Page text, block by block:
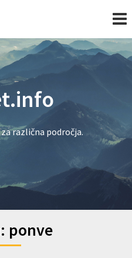
različna področja.
ponve